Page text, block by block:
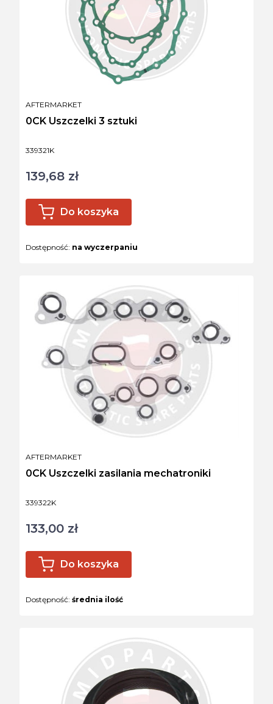
Kod produktu
339321K
0CK Uszczelki 3 sztuki
PRODUCENT
AFTERMARKET
Cena
139,68 zł
Do koszyka
Dostępność: na wyczerpaniu
Kod produktu
339322K
0CK Uszczelki zasilania mechatroniki
PRODUCENT
AFTERMARKET
Cena
133,00 zł
Do koszyka
Dostępność: średnia ilość